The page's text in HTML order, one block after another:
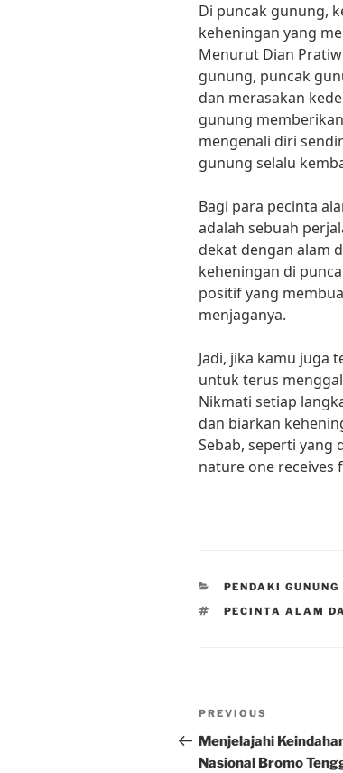
Di puncak gunung,
keheningan yang
Menurut Dian
gunung, puncak
dan merasakan
gunung
mengenali diri
gunung selalu
Bagi para pecinta
adalah sebuah
dekat dengan alam
keheningan di
positif yang
menjaganya.
Jadi, jika kamu juga
untuk terus
Nikmati setiap
dan biarkan
Sebab, seperti yang
nature one receives
CATEGORIES
PENDAKI
TAGS
PECINTA ALAM
Post
navigation
Previous
Post
PREVIOUS
Menjelajahi
Nasional Bromo